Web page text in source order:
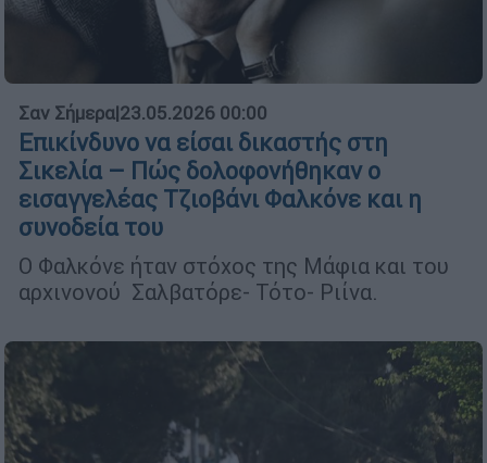
Σαν Σήμερα|23.05.2026 00:00
Επικίνδυνο να είσαι δικαστής στη
Σικελία – Πώς δολοφονήθηκαν ο
εισαγγελέας Τζιοβάνι Φαλκόνε και η
συνοδεία του
Ο Φαλκόνε ήταν στόχος της Μάφια και του
αρχινονού Σαλβατόρε- Τότο- Ριίνα.